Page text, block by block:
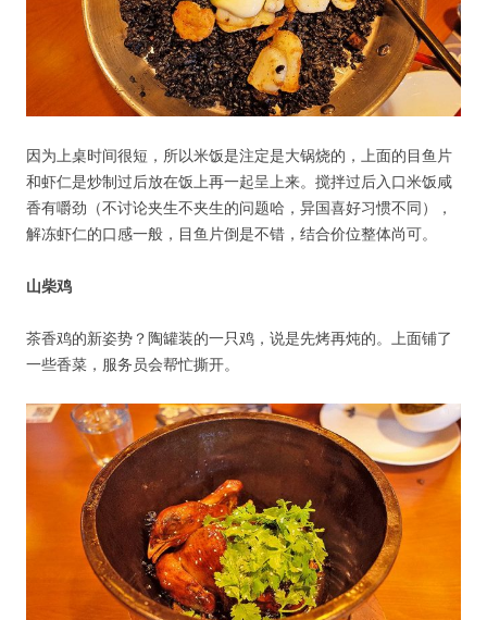
因为上桌时间很短，所以米饭是注定是大锅烧的，上面的目鱼片
和虾仁是炒制过后放在饭上再一起呈上来。搅拌过后入口米饭咸
香有嚼劲（不讨论夹生不夹生的问题哈，异国喜好习惯不同），
解冻虾仁的口感一般，目鱼片倒是不错，结合价位整体尚可。
山柴鸡
茶香鸡的新姿势？陶罐装的一只鸡，说是先烤再炖的。上面铺了
一些香菜，服务员会帮忙撕开。